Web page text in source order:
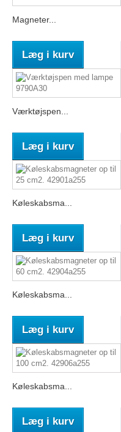
Magneter...
Læg i kurv
Værktøjspen...
Læg i kurv
Køleskabsma...
Læg i kurv
Køleskabsma...
Læg i kurv
Køleskabsma...
Læg i kurv